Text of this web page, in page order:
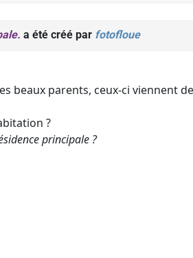
a été créé par fotofloue
beaux parents, ceux-ci viennent
?
principale ?